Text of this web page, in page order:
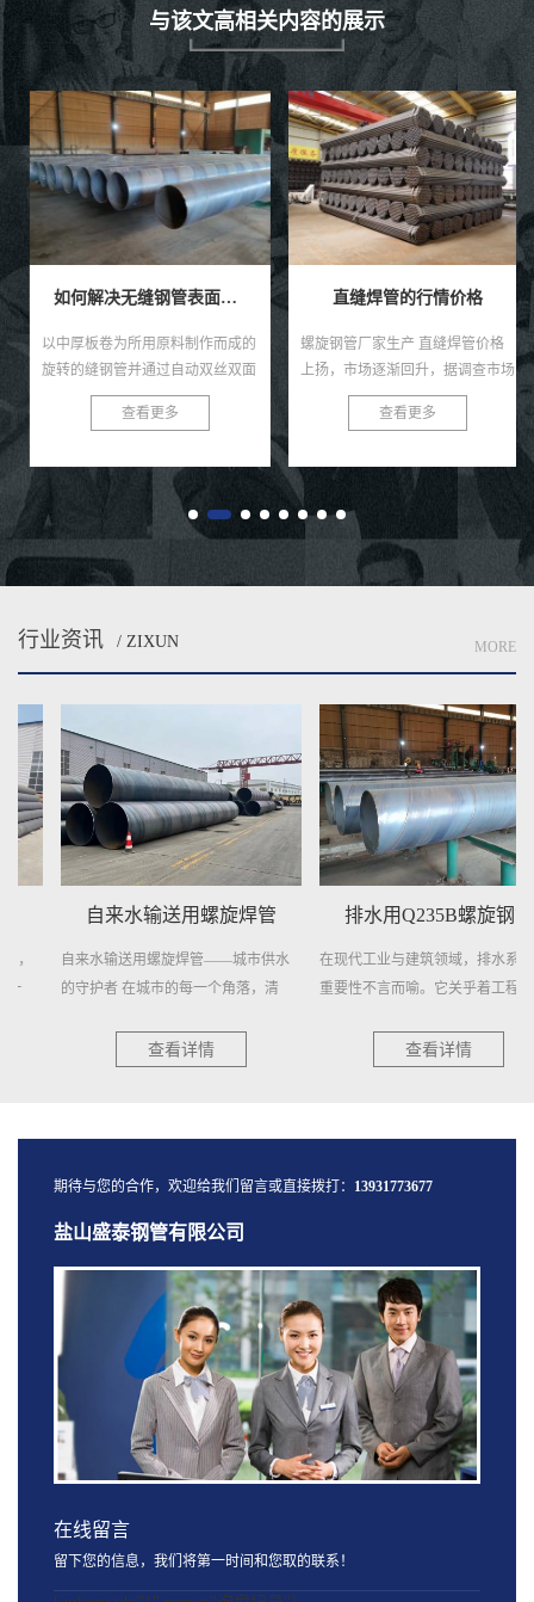
与该文高相关内容的展示
如何解决无缝钢管表面感觉的褐色锈点？
以中厚板卷为所用原料制作而成的
旋转的缝钢管并通过自动双丝双面
焊条电弧焊压制成型而成的就是螺
旋焊管啦，直缝焊管将热轧扔进点
后...
查看更多
直缝焊管的行情价格
螺旋钢管厂家生产 直缝焊管价格
上扬，市场逐渐回升，据调查市场
5月份直缝钢管项目全面启动早，
项目项目多，为了新一代人工智能
商...
查看更多
行业资讯 / ZIXUN MORE
自来水输送用螺旋焊管
自来水输送用螺旋焊管——城市供水
的守护者 在城市的每一个角落，清
查看详情
排水用Q235B螺旋钢管
在现代工业与建筑领域，排水系统的
重要性不言而喻。它关乎着工程的顺...
查看详情
期待与您的合作，欢迎给我们留言或直接拨打： 13931773677
盐山盛泰钢管有限公司
在线留言
留下您的信息，我们将第一时间和您取的联系！